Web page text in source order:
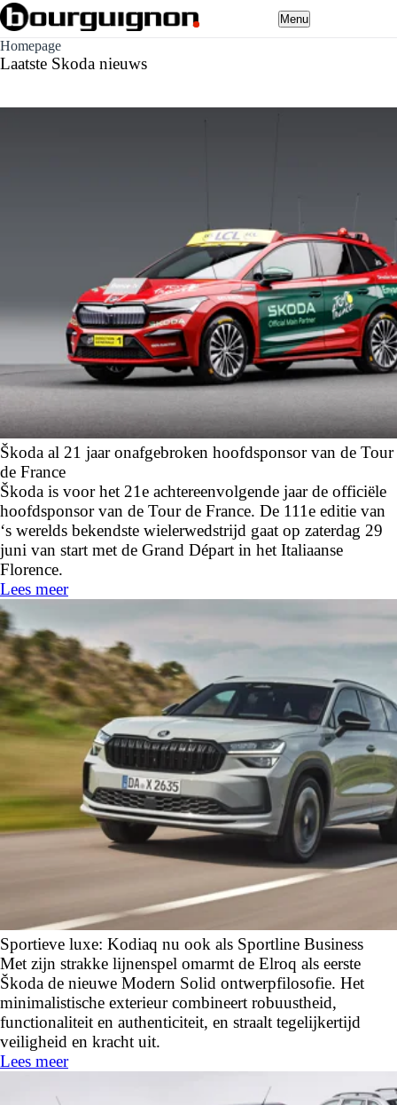
Menu
Homepage
Laatste Skoda nieuws
Škoda al 21 jaar onafgebroken hoofdsponsor van de Tour
de France
Škoda is voor het 21e achtereenvolgende jaar de officiële
hoofdsponsor van de Tour de France. De 111e editie van
‘s werelds bekendste wielerwedstrijd gaat op zaterdag 29
juni van start met de Grand Départ in het Italiaanse
Florence.
Lees meer
Sportieve luxe: Kodiaq nu ook als Sportline Business
Met zijn strakke lijnenspel omarmt de Elroq als eerste
Škoda de nieuwe Modern Solid ontwerpfilosofie. Het
minimalistische exterieur combineert robuustheid,
functionaliteit en authenticiteit, en straalt tegelijkertijd
veiligheid en kracht uit.
Lees meer